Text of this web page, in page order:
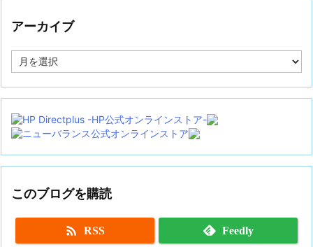
アーカイブ
ー
イ
このブログを購読
 RSS Feedly